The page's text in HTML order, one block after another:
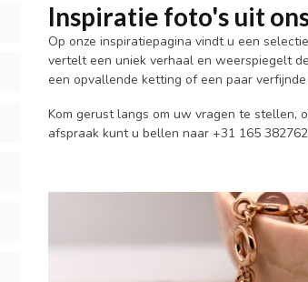
Inspiratie foto's uit
Op onze inspiratiepagina vindt u een
vertelt een uniek verhaal en weerspiegelt
een opvallende ketting of een paar
Kom gerust langs om uw vragen te stellen,
afspraak kunt u bellen naar +31 165